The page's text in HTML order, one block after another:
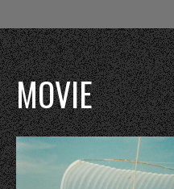
MOVIE